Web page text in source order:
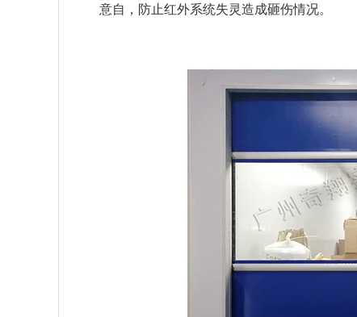
意自，防止红外系统失灵造成砸伤情况。